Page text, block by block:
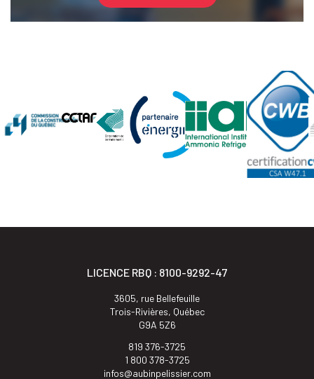
LICENCE RBQ : 8100-9292-47
3605, rue Bellefeuille
Trois-Rivières, Québec
G9A 5Z6
819 376-3725
1 800 378-3725
infos@aubinpelissier.com